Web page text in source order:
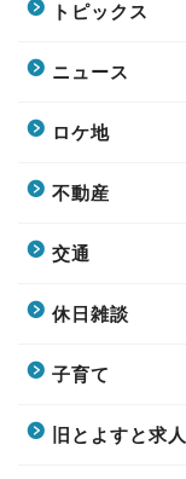
トピックス
ニュース
ロケ地
不動産
交通
休日雑談
子育て
旧とよすと求人